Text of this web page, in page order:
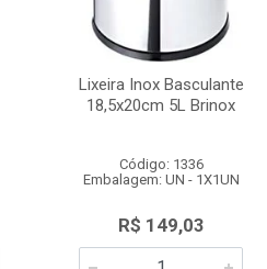
Lixeira Inox Basculante
18,5x20cm 5L Brinox
Código: 1336
Embalagem: UN - 1X1UN
R$ 149,03